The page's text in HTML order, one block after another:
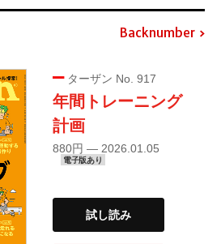
Backnumber
ターザン No. 917
年間トレーニング
計画
880円 — 2026.01.05
電子版あり
試し読み